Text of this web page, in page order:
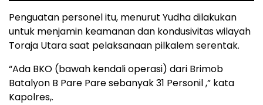
Penguatan personel itu, menurut Yudha dilakukan
untuk menjamin keamanan dan kondusivitas wilayah
Toraja Utara saat pelaksanaan pilkalem serentak.
“Ada BKO (bawah kendali operasi) dari Brimob
Batalyon B Pare Pare sebanyak 31 Personil ,” kata
Kapolres,.